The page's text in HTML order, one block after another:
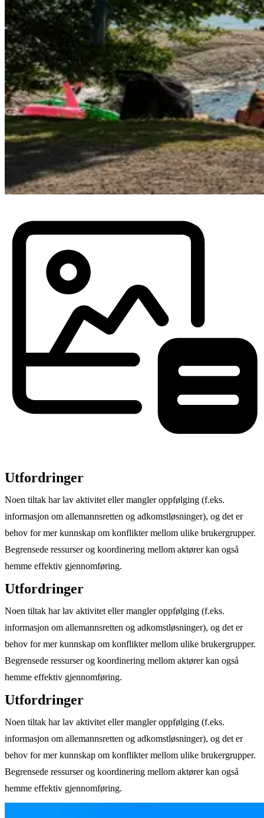
Utfordringer
Noen tiltak har lav aktivitet eller mangler oppfølging (f.eks.
informasjon om allemannsretten og adkomstløsninger), og det er
behov for mer kunnskap om konflikter mellom ulike brukergrupper.
Begrensede ressurser og koordinering mellom aktører kan også
hemme effektiv gjennomføring.
Utfordringer
Noen tiltak har lav aktivitet eller mangler oppfølging (f.eks.
informasjon om allemannsretten og adkomstløsninger), og det er
behov for mer kunnskap om konflikter mellom ulike brukergrupper.
Begrensede ressurser og koordinering mellom aktører kan også
hemme effektiv gjennomføring.
Utfordringer
Noen tiltak har lav aktivitet eller mangler oppfølging (f.eks.
informasjon om allemannsretten og adkomstløsninger), og det er
behov for mer kunnskap om konflikter mellom ulike brukergrupper.
Begrensede ressurser og koordinering mellom aktører kan også
hemme effektiv gjennomføring.